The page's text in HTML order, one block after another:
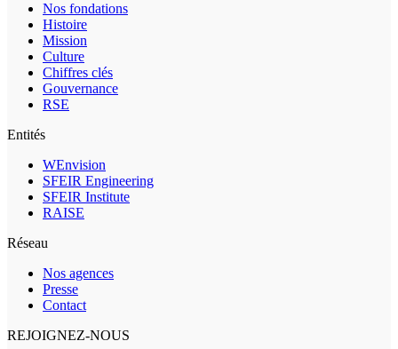
Nos fondations
Histoire
Mission
Culture
Chiffres clés
Gouvernance
RSE
Entités
WEnvision
SFEIR Engineering
SFEIR Institute
RAISE
Réseau
Nos agences
Presse
Contact
REJOIGNEZ-NOUS